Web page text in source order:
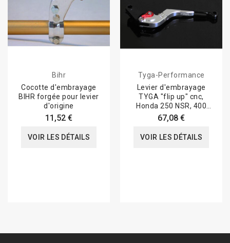
Bihr
Cocotte d'embrayage
BIHR forgée pour levier
d'origine
11,52 €
VOIR LES DÉTAILS
Tyga-Performance
Levier d'embrayage
TYGA "flip up" cnc,
Honda 250 NSR, 400
RVF-VFR
67,08 €
VOIR LES DÉTAILS